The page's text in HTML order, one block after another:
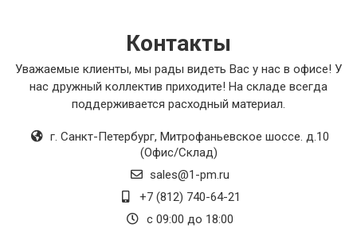
Контакты
Уважаемые клиенты, мы рады видеть Вас у нас в офисе! У
нас дружный коллектив приходите! На складе всегда
поддерживается расходный материал.
г. Санкт-Петербург, Митрофаньевское шоссе. д.10
(Офис/Склад)
sales@1-pm.ru
+7 (812) 740-64-21
с 09:00 до 18:00